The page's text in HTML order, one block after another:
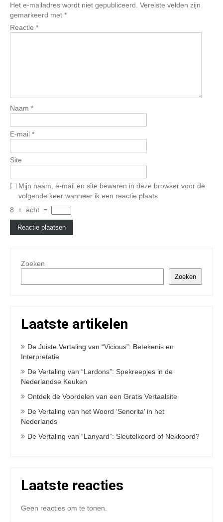
Het e-mailadres wordt niet gepubliceerd. Vereiste velden zijn
gemarkeerd met *
Reactie *
Naam *
E-mail *
Site
Mijn naam, e-mail en site bewaren in deze browser voor de
volgende keer wanneer ik een reactie plaats.
8 + acht =
Zoeken
Zoeken
Laatste artikelen
De Juiste Vertaling van “Vicious”: Betekenis en
Interpretatie
De Vertaling van “Lardons”: Spekreepjes in de
Nederlandse Keuken
Ontdek de Voordelen van een Gratis Vertaalsite
De Vertaling van het Woord ‘Senorita’ in het
Nederlands
De Vertaling van “Lanyard”: Sleutelkoord of Nekkoord?
Laatste reacties
Geen reacties om te tonen.